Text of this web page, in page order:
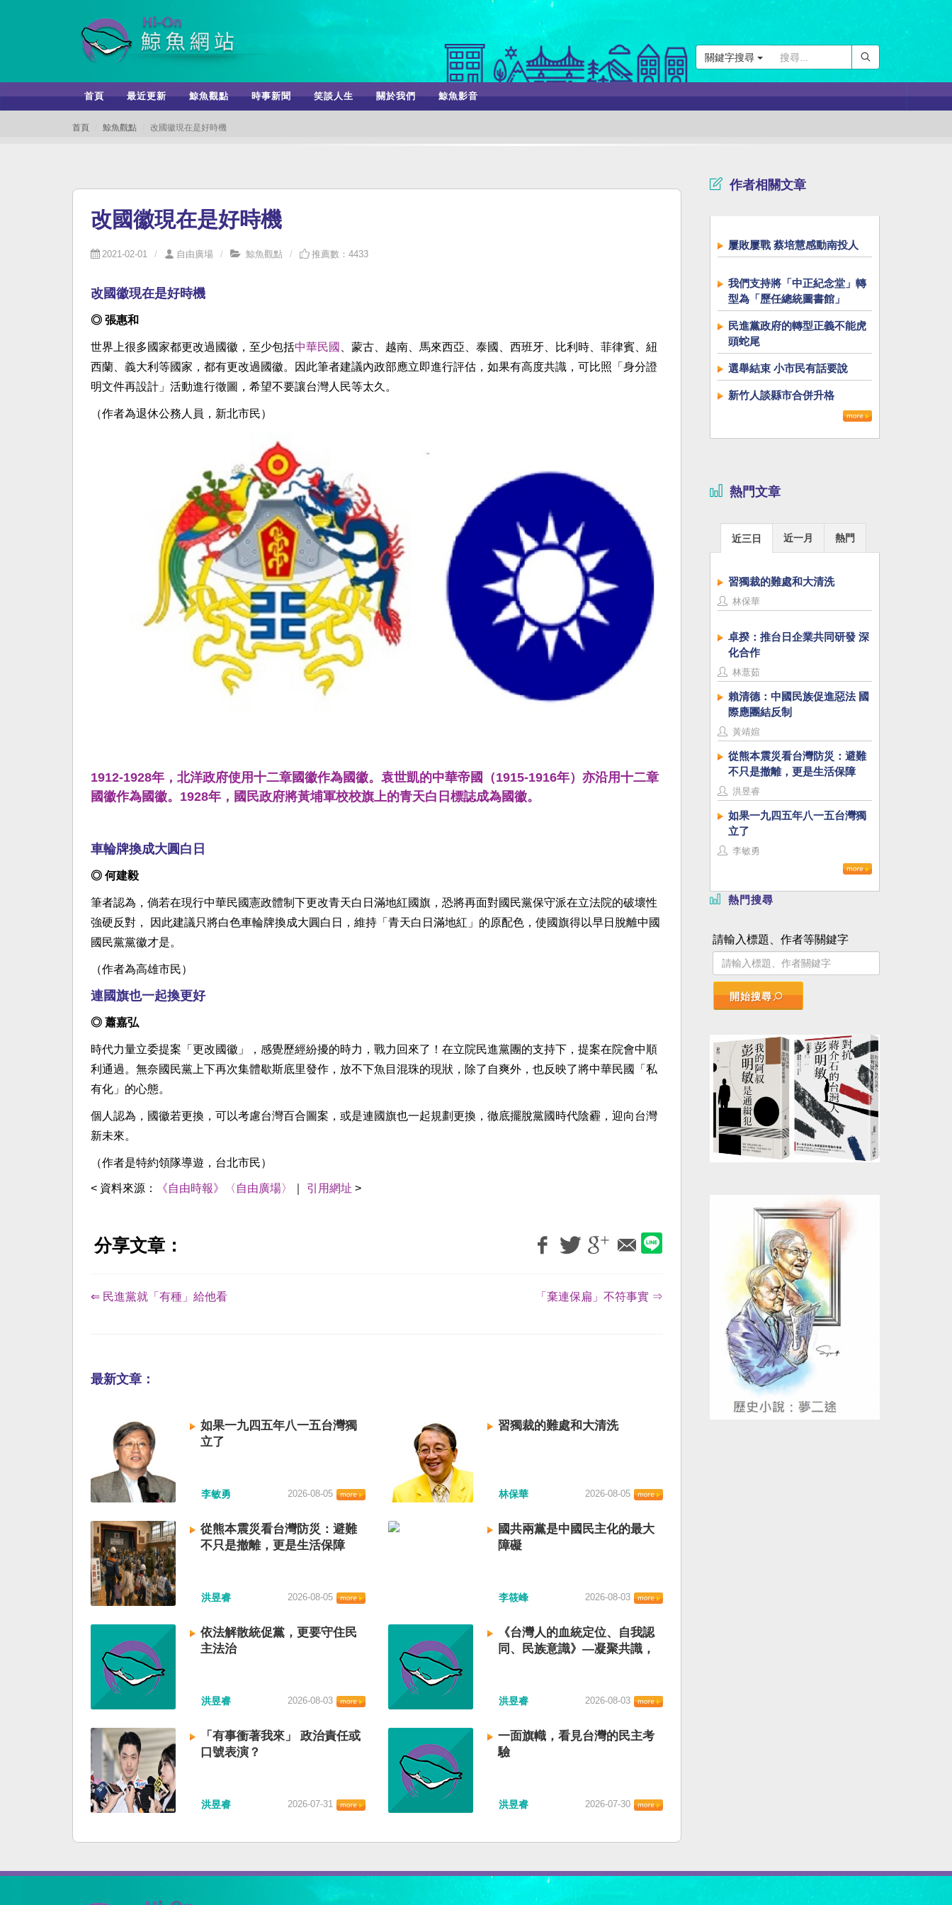
關鍵字搜尋
首頁 最近更新 鯨魚觀點 時事新聞 笑談人生 關於我們 鯨魚影音
首頁 鯨魚觀點 改國徽現在是好時機
改國徽現在是好時機
2021-02-01 自由廣場 鯨魚觀點 推薦數：4433
改國徽現在是好時機
◎ 張惠和
世界上很多國家都更改過國徽，至少包括中華民國
、蒙古、越南、馬來西亞、泰國、西班牙、比利時、菲律賓、紐
西蘭、義大利等國家，都有更改過國徽。因此筆者建議內政部應立即進行評估，如果有高度共識，可比照「身分證
明文件再設計」活動進行徵圖，希望不要讓台灣人民等太久。
（作者為退休公務人員，新北市民）
1912-1928年，北洋政府使用十二章國徽作為國徽。袁世凱的中華帝國（1915-1916年）亦沿用十二章
國徽作為國徽。1928年，國民政府將黃埔軍校校旗上的青天白日標誌成為國徽。
車輪牌換成大圓白日
◎ 何建毅
筆者認為，倘若在現行中華民國憲政體制下更改青天白日滿地紅國旗，恐將再面對國民黨保守派在立法院的破壞性
強硬反對， 因此建議只將白色車輪牌換成大圓白日，維持「青天白日滿地紅」的原配色，使國旗得以早日脫離中國
國民黨黨徽才是。
（作者為高雄市民）
連國旗也一起換更好
◎ 蕭嘉弘
時代力量立委提案「更改國徽」，感覺歷經紛擾的時力，戰力回來了！在立院民進黨團的支持下，提案在院會中順
利通過。無奈國民黨上下再次集體歇斯底里發作，放不下魚目混珠的現狀，除了自爽外，也反映了將中華民國「私
有化」的心態。
個人認為，國徽若更換，可以考慮台灣百合圖案，或是連國旗也一起規劃更換，徹底擺脫黨國時代陰霾，迎向台灣
新未來。
（作者是特約領隊導遊，台北市民）
< 資料來源： 《自由時報》〈自由廣場〉 引用網址 >
分享文章：
⇐ 民進黨就「有種」給他看 「棄連保扁」不符事實 ⇒
最新文章：
如果一九四五年八一五台灣獨
立了
李敏勇 2026-08-05
習獨裁的難處和大清洗
林保華 2026-08-05
從熊本震災看台灣防災：避難
不只是撤離，更是生活保障
洪昱睿 2026-08-05
國共兩黨是中國民主化的最大
障礙
李筱峰 2026-08-03
依法解散統促黨，更要守住民
主法治
洪昱睿 2026-08-03
《台灣人的血統定位、自我認
同、民族意識》—凝聚共識，
洪昱睿 2026-08-03
「有事衝著我來」 政治責任或
口號表演？
洪昱睿 2026-07-31
一面旗幟，看見台灣的民主考
驗
洪昱睿 2026-07-30
作者相關文章
屢敗屢戰 蔡培慧感動南投人
我們支持將「中正紀念堂」轉
型為「歷任總統圖書館」
民進黨政府的轉型正義不能虎
頭蛇尾
選舉結束 小市民有話要說
新竹人談縣市合併升格
熱門文章
近三日 近一月 熱門
習獨裁的難處和大清洗
林保華
卓揆：推台日企業共同研發 深
化合作
林薏茹
賴清德：中國民族促進惡法 國
際應團結反制
黃靖媗
從熊本震災看台灣防災：避難
不只是撤離，更是生活保障
洪昱睿
如果一九四五年八一五台灣獨
立了
李敏勇
熱門搜尋
請輸入標題、作者等關鍵字
開始搜尋